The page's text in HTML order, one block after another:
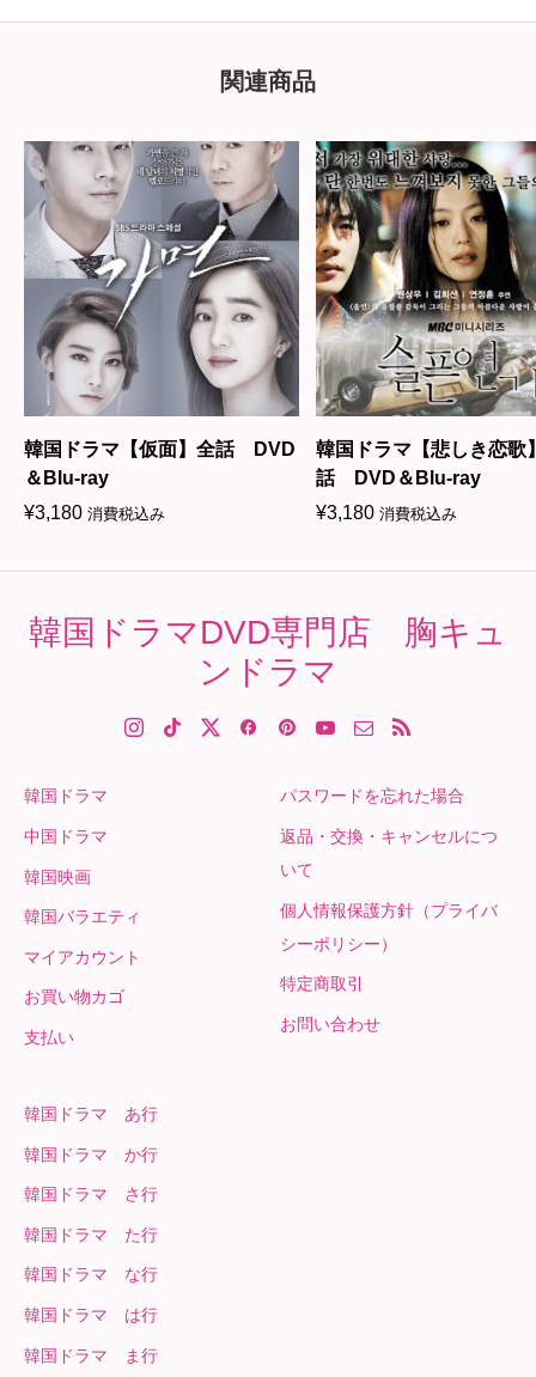
関連商品
韓国ドラマ【仮面】全話 DVD
＆Blu-ray
¥3,180 消費税込み
韓国ドラマ【悲しき恋歌
話 DVD＆Blu-ray
¥3,180 消費税込み
韓国ドラマDVD専門店 胸キュ
ンドラマ
韓国ドラマ
中国ドラマ
韓国映画
韓国バラエティ
マイアカウント
お買い物カゴ
支払い
パスワードを忘れた場合
返品・交換・キャンセルにつ
いて
個人情報保護方針（プライバ
シーポリシー）
特定商取引
お問い合わせ
韓国ドラマ あ行
韓国ドラマ か行
韓国ドラマ さ行
韓国ドラマ た行
韓国ドラマ な行
韓国ドラマ は行
韓国ドラマ ま行